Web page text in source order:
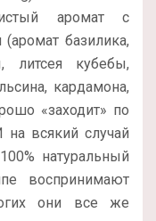
аромат с
базилика,
литсея кубебы,
кардамона,
«заходит» по
всякий случай
натуральный
воспринимают
они все же